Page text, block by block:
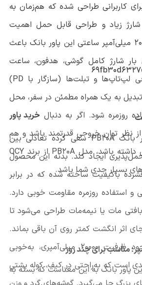
کاربرانی طراحی شده که هم‌زمان به
زیاد و طراحی قابل حمل اهمیت
می‌دهند. ظرفیت ۲۰۰۰۰ میلی‌آمپر ساعتی این پاور بانک باعث
شارژ کامل گوشی، هدفون، ساعت
هوشمند و حتی برخی لپ‌تاپ‌ها و تبلت‌ها (سازگار با PD)
به یک همراه مطمئن در سفر، محل
روزمره شود. اگر به دنبال خرید پاور
نظر توان خروجی قدرتمند باشد و هم
کیفیت ساخت خوبی داشته باشد، مدل PB20A از برند QCY
بسیار جدی شما باشد.
QCY در طراحی پاور بانک PB20A سعی کرده تعادلی بین
ایجاد کند. بدنه این محصول
باکیفیت ساخته شده که در برابر
استفاده روزمره مقاومت خوبی دارد.
مات یا نیمه‌مات طراحی می‌شود تا
اثر انگشت کمتر روی آن باقی بماند.
ابعاد دستگاه با وجود ظرفیت ۲۰۰۰۰ میلی‌آمپری، به‌خوبی
است که به‌راحتی در کیف، کوله پشتی
پاور بانک به این معناست که بسته به